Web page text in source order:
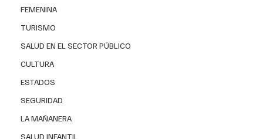
FEMENINA
TURISMO
SALUD EN EL SECTOR PÚBLICO
CULTURA
ESTADOS
SEGURIDAD
LA MAÑANERA
SALUD INFANTIL